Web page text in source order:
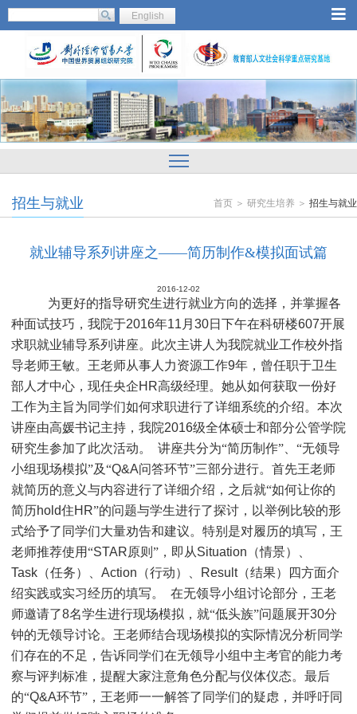
English
招生与就业 首页 ＞ 研究生培养 ＞ 招生与就业
就业辅导系列讲座之——简历制作&模拟面试篇
2016-12-02
为更好的指导研究生进行就业方向的选择，并掌握各
种面试技巧，我院于2016年11 月 30日下午在科研楼607开展
求职就业辅导系列讲座。此次主讲人为我院就业工作校外指
导老师王敏。王老师从事人力资源工作9年，曾任职于卫生
部人才中心，现任央企HR高级经理。她从如何获取一份好
工作为主旨为同学们如何求职进行了详细系统的介绍。本次
讲座由高媛书记主持，我院2016级全体硕士和部分公管学院
研究生参加了此次活动。
讲座共分为“简历制作”、“无领导
小组现场模拟”及“Q&A问答环节”三部分进行。首先王老师
就简历的意义与内容进行了详细介绍，之后就“如何让你的
简历hold住HR”的问题与学生进行了探讨，以举例比较的形
式给予了同学们大量劝告和建议。特别是对履历的填写，王
老师推荐使用“STAR原则”，即从Situation （情景）、
Task （任务）、 Action （行动）、 Result（结果）四方面介
绍实践或实习经历的填写。
在无领导小组讨论部分，王老
师邀请了8名学生进行现场模拟，就“低头族”问题展开30分
钟的无领导讨论。王老师结合现场模拟的实际情况分析同学
们存在的不足，告诉同学们在无领导小组中主考官的能力考
察与评判标准，提醒大家注意角色分配与仪体仪态。最后
的“Q&A环节”，王老师一一解答了同学们的疑虑，并呼吁同